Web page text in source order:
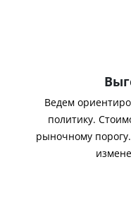
Ведем
политику.
рыночному